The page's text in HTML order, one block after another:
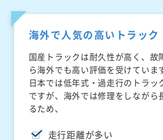
海外で人気の高いトラック
国産トラックは耐久性が高く、故
ら海外でも高い評価を受けていま
日本では低年式・過走行のトラッ
ですが、海外では修理をしながら
るため、
走行距離が多い